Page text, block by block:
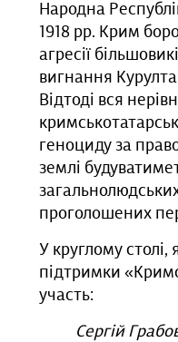
Народна
1918 рр. Крим
агресії
вигнання
Відтоді вся
геноциду за
землі
проголошених
У круглому столі,
підтримки
участь:
Сергій